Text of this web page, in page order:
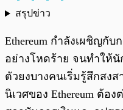
สรุปข่าว
Ethereum กำลังเผชิญกั
อย่างโหดร้าย จนทำให้นั
ตัวยงบางคนเริ่มรู้สึกสง
นิเวศของ Ethereum ต้